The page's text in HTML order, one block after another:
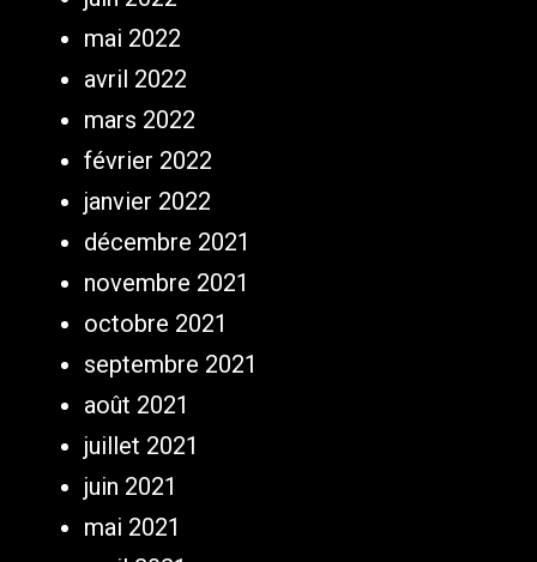
mai 2022
avril 2022
mars 2022
février 2022
janvier 2022
décembre 2021
novembre 2021
octobre 2021
septembre 2021
août 2021
juillet 2021
juin 2021
mai 2021